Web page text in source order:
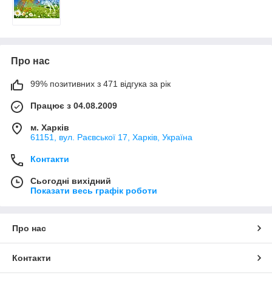
Про нас
99% позитивних з 471 відгука за рік
Працює з 04.08.2009
м. Харків
61151, вул. Раєвської 17, Харків, Україна
Контакти
Сьогодні вихідний
Показати весь графік роботи
Про нас
Контакти